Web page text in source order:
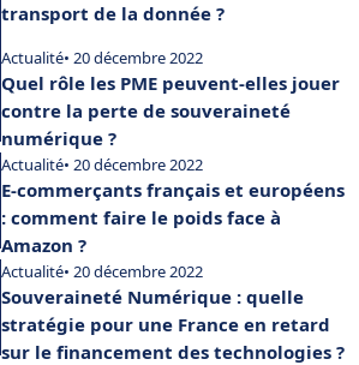
transport de la donnée ?
Actualité• 20 décembre 2022
Quel rôle les PME peuvent-elles jouer
contre la perte de souveraineté
numérique ?
Actualité• 20 décembre 2022
E-commerçants français et européens
: comment faire le poids face à
Amazon ?
Actualité• 20 décembre 2022
Souveraineté Numérique : quelle
stratégie pour une France en retard
sur le financement des technologies ?